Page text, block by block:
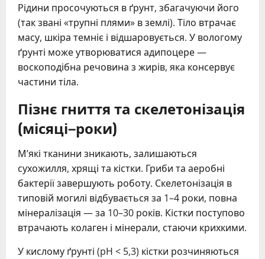
Рідини просочуються в ґрунт, збагачуючи його
(так звані «трупні плями» в землі). Тіло втрачає
масу, шкіра темніє і відшаровується. У вологому
ґрунті може утворюватися адипоцере —
воскоподібна речовина з жирів, яка консервує
частини тіла.
Пізнє гниття та скелетонізація
(місяці–роки)
М’які тканини зникають, залишаються
сухожилля, хрящі та кістки. Гриби та аеробні
бактерії завершують роботу. Скелетонізація в
типовій могилі відбувається за 1–4 роки, повна
мінералізація — за 10–30 років. Кістки поступово
втрачають колаген і мінерали, стаючи крихкими.
У кислому ґрунті (pH < 5,3) кістки розчиняються